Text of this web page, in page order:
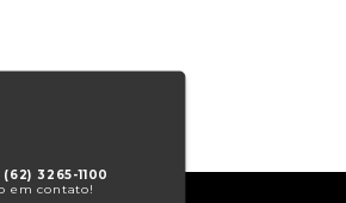
(62) 3265-1100
em contato!